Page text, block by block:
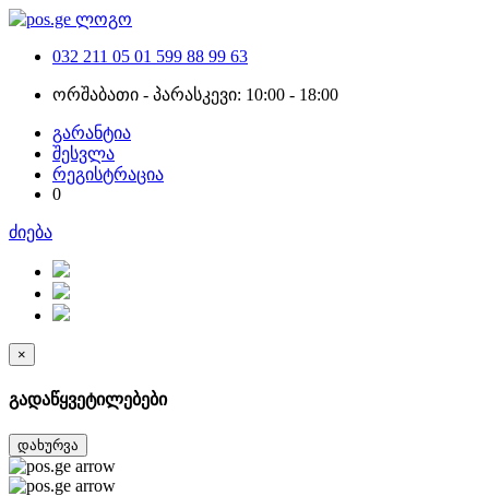
032 211 05 01 599 88 99 63
ორშაბათი - პარასკევი: 10:00 - 18:00
გარანტია
შესვლა
რეგისტრაცია
0
ძიება
×
გადაწყვეტილებები
დახურვა